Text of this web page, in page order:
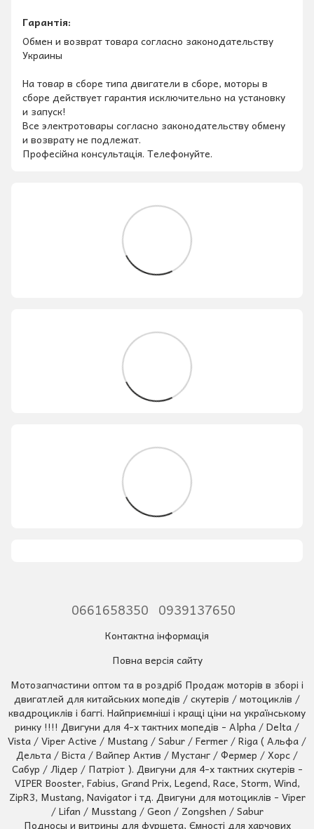
Гарантія:
Обмен и возврат товара согласно законодательству
Украины
На товар в сборе типа двигатели в сборе, моторы в
сборе действует гарантия исключительно на установку
и запуск!
Все электротовары согласно законодательству обмену
и возврату не подлежат.
Професійна консультація. Телефонуйте.
0661658350 0939137650
Контактна інформація
Повна версія сайту
Мотозапчастини оптом та в роздріб Продаж моторів в зборі і
двигатлей для китайських мопедів / скутерів / мотоциклів /
квадроциклів і баггі. Найприємніші і кращі ціни на українському
ринку !!!! Двигуни для 4-х тактних мопедів - Alpha / Delta /
Vista / Viper Active / Mustang / Sabur / Fermer / Riga ( Альфа /
Дельта / Віста / Вайпер Актив / Мустанг / Фермер / Хорс /
Сабур / Лідер / Патріот ). Двигуни для 4-х тактних скутерів -
VIPER Booster, Fabius, Grand Prix, Legend, Race, Storm, Wind,
ZipR3, Mustang, Navigator і тд. Двигуни для мотоциклів - Viper
/ Lifan / Musstang / Geon / Zongshen / Sabur
Подносы и витрины для фуршета, Ємності для харчових